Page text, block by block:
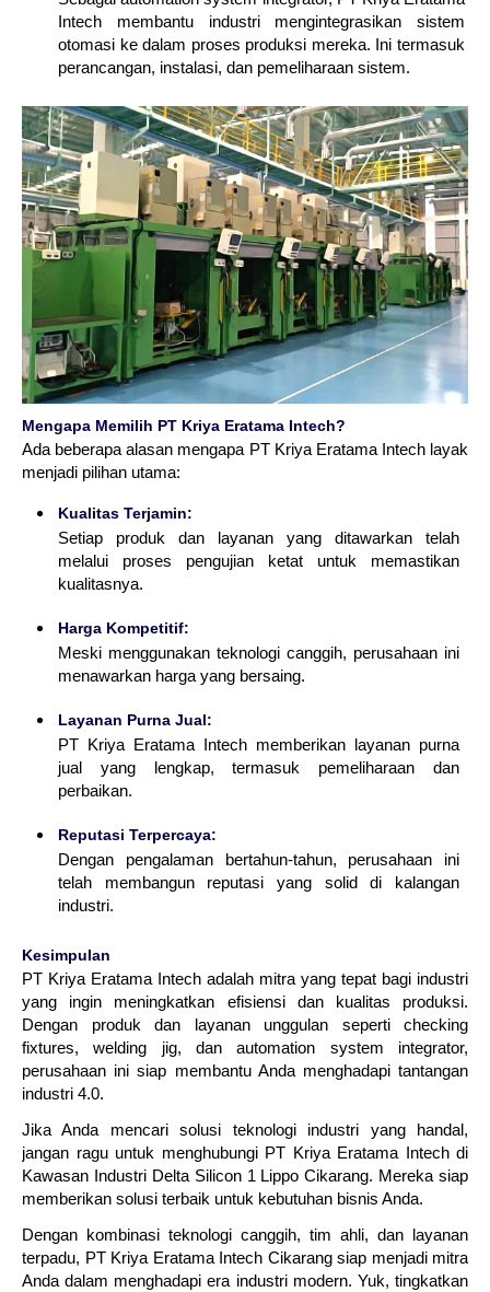
Intech membantu industri mengintegrasikan sistem
otomasi ke dalam proses produksi mereka. Ini termasuk
perancangan, instalasi, dan pemeliharaan sistem.
Mengapa Memilih PT Kriya Eratama Intech?
Ada beberapa alasan mengapa PT Kriya Eratama Intech layak
menjadi pilihan utama:
Kualitas Terjamin:
Setiap produk dan layanan yang ditawarkan telah
melalui proses pengujian ketat untuk memastikan
kualitasnya.
Harga Kompetitif:
Meski menggunakan teknologi canggih, perusahaan ini
menawarkan harga yang bersaing.
Layanan Purna Jual:
PT Kriya Eratama Intech memberikan layanan purna
jual yang lengkap, termasuk pemeliharaan dan
perbaikan.
Reputasi Terpercaya:
Dengan pengalaman bertahun-tahun, perusahaan ini
telah membangun reputasi yang solid di kalangan
industri.
Kesimpulan
PT Kriya Eratama Intech adalah mitra yang tepat bagi industri
yang ingin meningkatkan efisiensi dan kualitas produksi.
Dengan produk dan layanan unggulan seperti checking
fixtures, welding jig, dan automation system integrator,
perusahaan ini siap membantu Anda menghadapi tantangan
industri 4.0.
Jika Anda mencari solusi teknologi industri yang handal,
jangan ragu untuk menghubungi PT Kriya Eratama Intech di
Kawasan Industri Delta Silicon 1 Lippo Cikarang. Mereka siap
memberikan solusi terbaik untuk kebutuhan bisnis Anda.
Dengan kombinasi teknologi canggih, tim ahli, dan layanan
terpadu, PT Kriya Eratama Intech Cikarang siap menjadi mitra
Anda dalam menghadapi era industri modern. Yuk, tingkatkan